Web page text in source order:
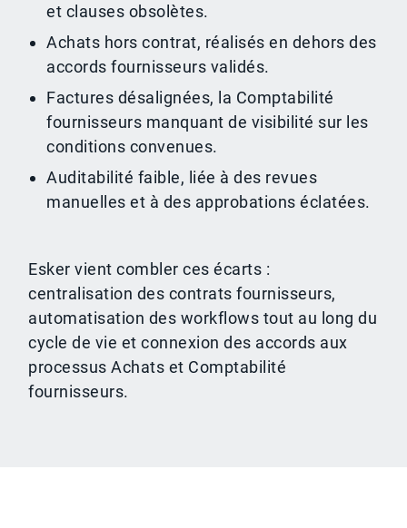
et clauses obsolètes.
Achats hors contrat, réalisés en dehors des
accords fournisseurs validés.
Factures désalignées, la Comptabilité
fournisseurs manquant de visibilité sur les
conditions convenues.
Auditabilité faible, liée à des revues
manuelles et à des approbations éclatées.
Esker vient combler ces écarts :
centralisation des contrats fournisseurs,
automatisation des workflows tout au long du
cycle de vie et connexion des accords aux
processus Achats et Comptabilité
fournisseurs.